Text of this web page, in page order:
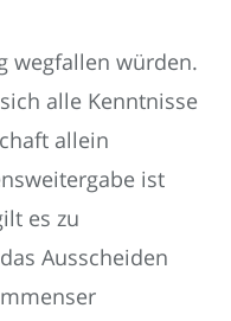
wegfallen würden.
alle Kenntnisse
allein
ist
es zu
Ausscheiden